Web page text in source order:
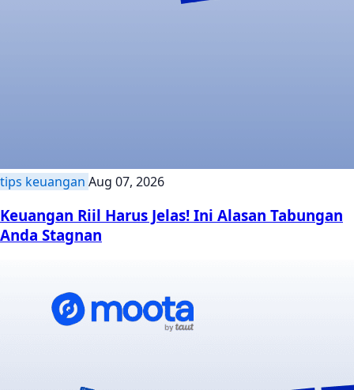
tips keuangan Aug 07, 2026
Keuangan Riil Harus Jelas! Ini Alasan Tabungan
Anda Stagnan